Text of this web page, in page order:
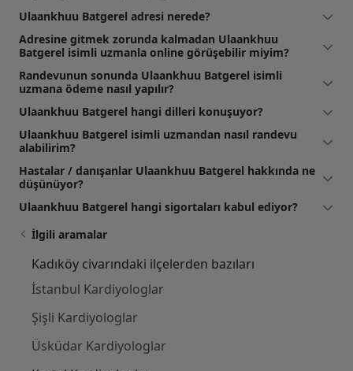
Ulaankhuu Batgerel adresi nerede?
Adresine gitmek zorunda kalmadan Ulaankhuu
Batgerel isimli uzmanla online görüşebilir miyim?
Randevunun sonunda Ulaankhuu Batgerel isimli
uzmana ödeme nasıl yapılır?
Ulaankhuu Batgerel hangi dilleri konuşuyor?
Ulaankhuu Batgerel isimli uzmandan nasıl randevu
alabilirim?
Hastalar / danışanlar Ulaankhuu Batgerel hakkında ne
düşünüyor?
Ulaankhuu Batgerel hangi sigortaları kabul ediyor?
İlgili aramalar
Kadıköy civarındaki ilçelerden bazıları
İstanbul Kardiyologlar
Şişli Kardiyologlar
Üsküdar Kardiyologlar